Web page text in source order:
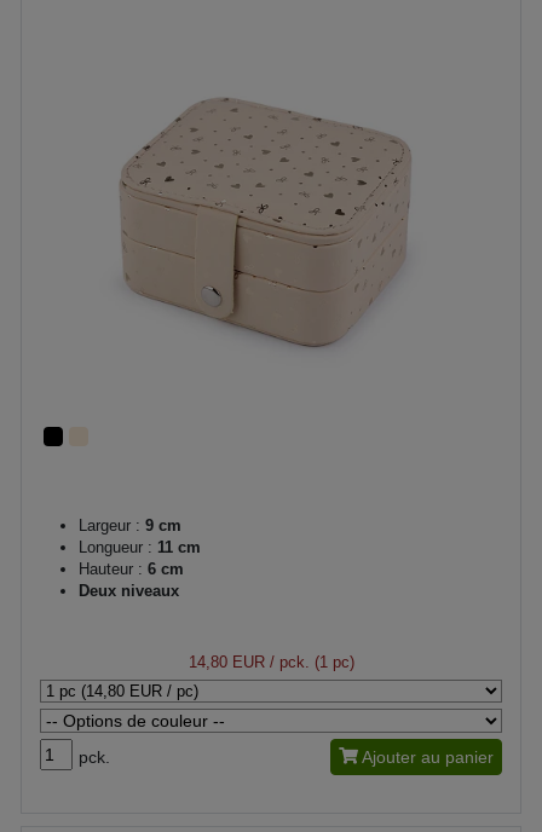
Largeur : 9 cm
Longueur : 11 cm
Hauteur : 6 cm
Deux niveaux
14,80 EUR/ pck. (1 pc)
pck. Ajouter au panier